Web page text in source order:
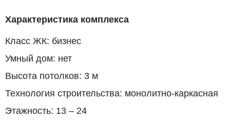
Характеристика комплекса
Класс ЖК: бизнес
Умный дом: нет
Высота потолков: 3 м
Технология строительства: монолитно-каркасная
Этажность: 13 – 24